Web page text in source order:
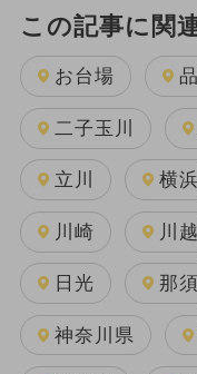
この記事に関
お台場
二子玉川
立川 横浜
川崎 川越
日光 那須
神奈川県